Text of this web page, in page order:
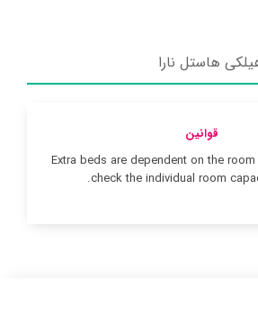
هاستل نارا
قوانین
Extra beds are dependent on the
check the individual room